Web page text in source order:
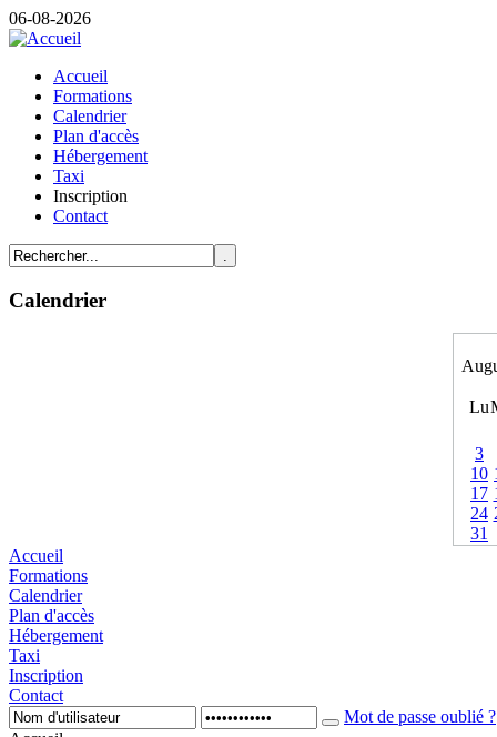
06-08-2026
Accueil
Formations
Calendrier
Plan d'accès
Hébergement
Taxi
Inscription
Contact
Calendrier
Lu
3
10
17
24
31
Accueil
Formations
Calendrier
Plan d'accès
Hébergement
Taxi
Inscription
Contact
Mot de passe oublié ?